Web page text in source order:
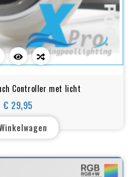
Controller met licht
€ 29,95
Prijs